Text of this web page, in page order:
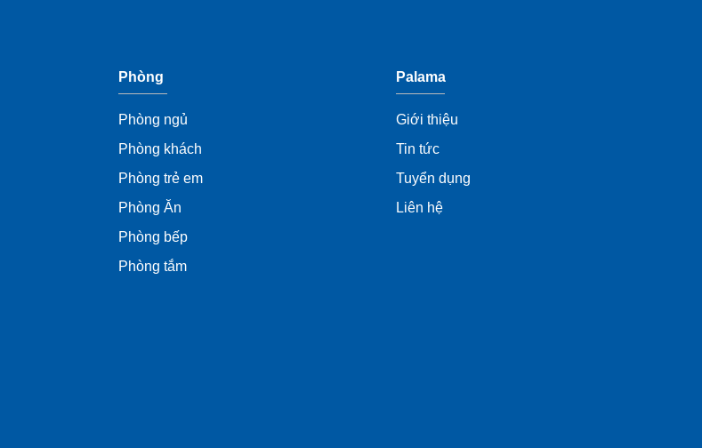
Phòng
Phòng ngủ
Phòng khách
Phòng trẻ em
Phòng Ăn
Phòng bếp
Phòng tắm
Palama
Giới thiệu
Tin tức
Tuyển dụng
Liên hệ